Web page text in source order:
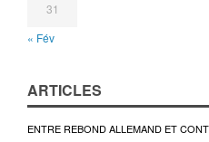
31
« Fév
ARTICLES
ENTRE REBOND ALLEMAND ET